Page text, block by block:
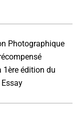
Photographique
1ère édition du